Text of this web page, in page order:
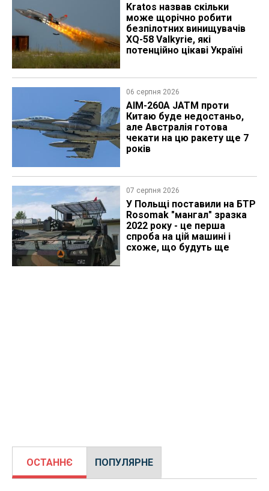
Kratos назвав скільки
може щорічно робити
безпілотних винищувачів
XQ-58 Valkyrie, які
потенційно цікаві Україні
06 серпня 2026
AIM-260A JATM проти
Китаю буде недостаньо,
але Австралія готова
чекати на цю ракету ще 7
років
07 серпня 2026
У Польщі поставили на БТР
Rosomak "мангал" зразка
2022 року - це перша
спроба на цій машині і
схоже, що будуть ще
ОСТАННЄ ПОПУЛЯРНЕ